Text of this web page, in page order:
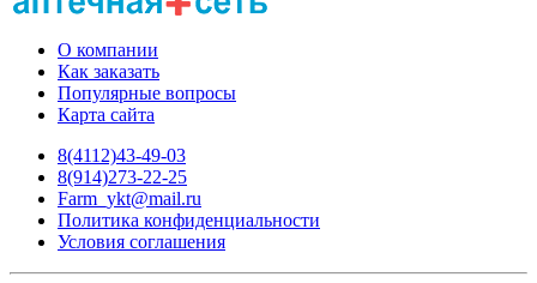
О компании
Как заказать
Популярные вопросы
Карта сайта
8(4112)43-49-03
8(914)273-22-25
Farm_ykt@mail.ru
Политика конфиденциальности
Условия соглашения